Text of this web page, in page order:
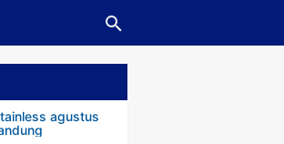
agustus